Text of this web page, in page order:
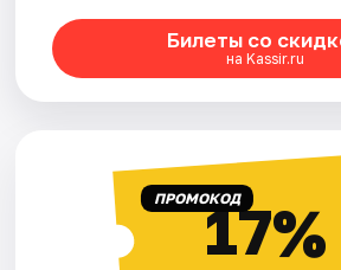
Билеты со
на Kassir.ru
ПРОМОКОД17%